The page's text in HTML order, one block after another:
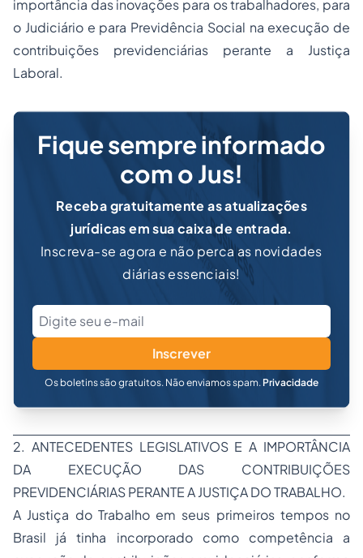
importância das inovações para os trabalhadores, para
o Judiciário e para Previdência Social na execução de
contribuições previdenciárias perante a Justiça
Laboral.
Fique sempre informado
com o Jus!
Receba gratuitamente as atualizações
jurídicas em sua caixa de entrada.
Inscreva-se agora e não perca as novidades
diárias essenciais!
Inscrever
Os boletins são gratuitos. Não enviamos spam. Privacidade
2. ANTECEDENTES LEGISLATIVOS E A IMPORTÂNCIA
DA EXECUÇÃO DAS CONTRIBUIÇÕES
PREVIDENCIÁRIAS PERANTE A JUSTIÇA DO TRABALHO.
A Justiça do Trabalho em seus primeiros tempos no
Brasil já tinha incorporado como competência a